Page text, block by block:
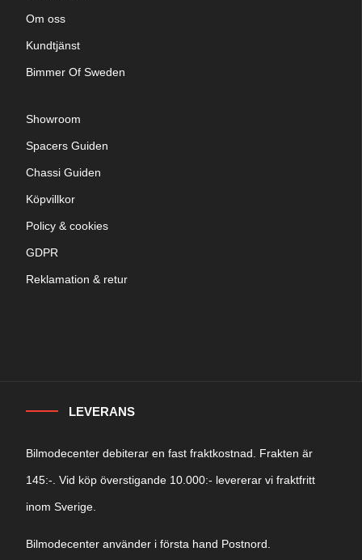
Om oss
Kundtjänst
Bimmer Of Sweden
Showroom
Spacers Guiden
Chassi Guiden
Köpvillkor
Policy & cookies
GDPR
Reklamation & retur
LEVERANS
Bilmodecenter debiterar en fast fraktkostnad. Frakten är
145:-. Vid köp överstigande 10.000:- levererar vi fraktfritt
inom Sverige.
Bilmodecenter använder i första hand Postnord.